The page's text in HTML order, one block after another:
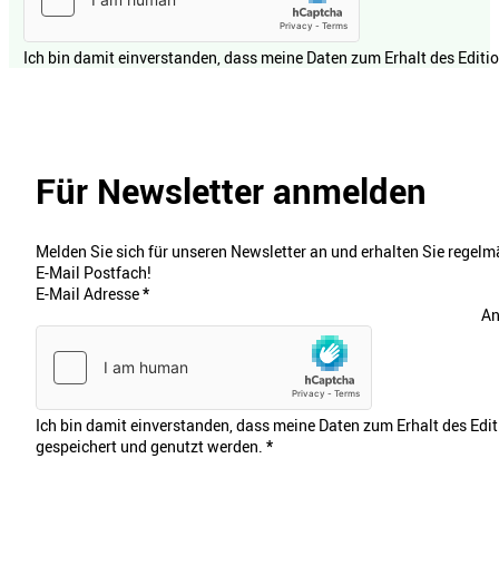
Ich bin damit einverstanden, dass meine Daten zum Erhalt des
Für Newsletter anmelden
Melden Sie sich für unseren Newsletter an und erhalten Sie
E-Mail Postfach!
E-Mail Adresse*
Ich bin damit einverstanden, dass meine Daten zum Erhalt des
gespeichert und genutzt werden. *